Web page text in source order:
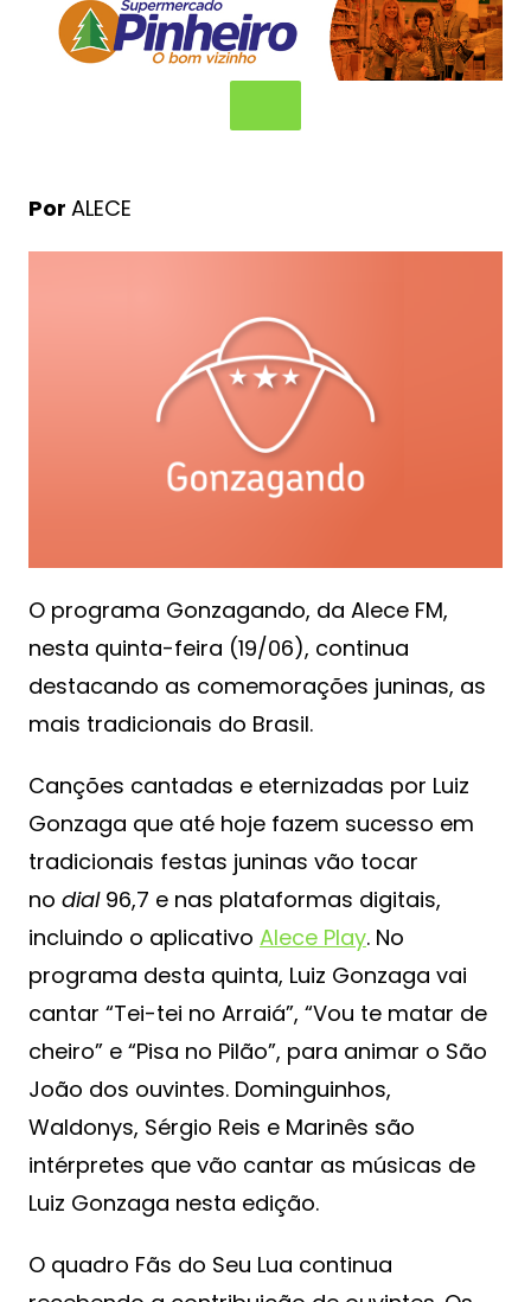
Por ALECE
O programa Gonzagando, da Alece FM,
nesta quinta-feira (19/06), continua
destacando as comemorações juninas, as
mais tradicionais do Brasil.
Canções cantadas e eternizadas por Luiz
Gonzaga que até hoje fazem sucesso em
tradicionais festas juninas vão tocar
no dial96,7 e nas plataformas digitais,
incluindo o aplicativo Alece Play. No
programa desta quinta, Luiz Gonzaga vai
cantar “Tei-tei no Arraiá”, “Vou te matar de
cheiro” e “Pisa no Pilão”, para animar o São
João dos ouvintes. Dominguinhos,
Waldonys, Sérgio Reis e Marinês são
intérpretes que vão cantar as músicas de
Luiz Gonzaga nesta edição.
O quadro Fãs do Seu Lua continua